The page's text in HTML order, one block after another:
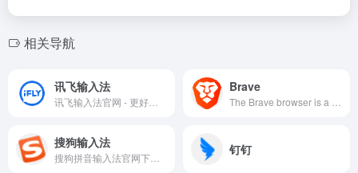
相关导航
讯飞输入法 Brave
搜狗输入法 钉钉